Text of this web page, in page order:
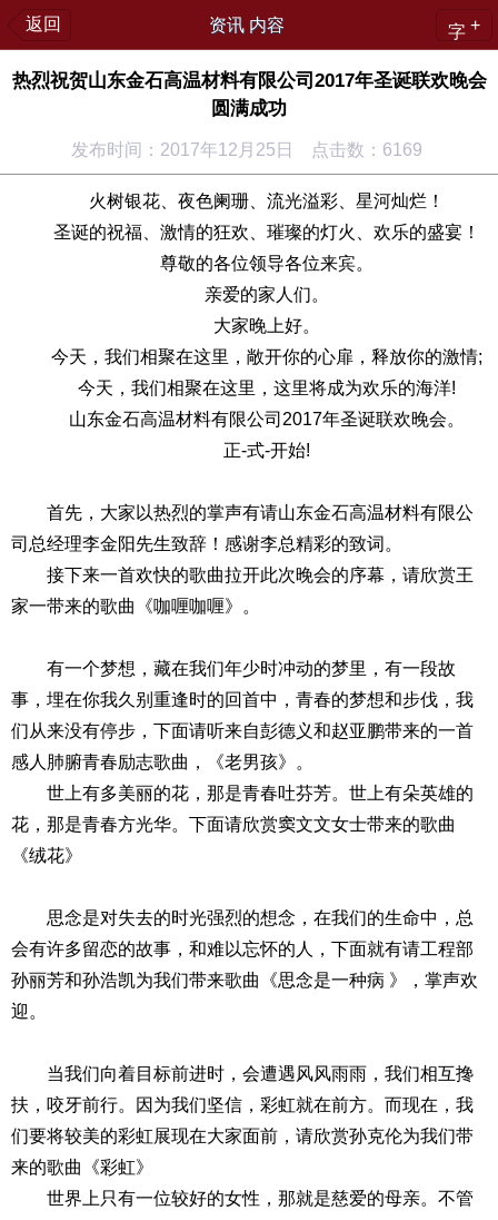
返回 资讯 内容 字 +
热烈祝贺山东金石高温材料有限公司2017年圣诞联欢晚会
圆满成功
发布时间：2017年12月25日 点击数：6169
火树银花、夜色阑珊、流光溢彩、星河灿烂！
圣诞的祝福、激情的狂欢、璀璨的灯火、欢乐的盛宴！
尊敬的各位领导各位来宾。
亲爱的家人们。
大家晚上好。
今天，我们相聚在这里，敞开你的心扉，释放你的激情;
今天，我们相聚在这里，这里将成为欢乐的海洋!
山东金石高温材料有限公司2017年圣诞联欢晚会。
正-式-开始!
首先，大家以热烈的掌声有请山东金石高温材料有限公
司总经理李金阳先生致辞！感谢李总精彩的致词。
接下来一首欢快的歌曲拉开此次晚会的序幕，请欣赏王
家一带来的歌曲《咖喱咖喱》。
有一个梦想，藏在我们年少时冲动的梦里，有一段故
事，埋在你我久别重逢时的回首中，青春的梦想和步伐，我
们从来没有停步，下面请听来自彭德义和赵亚鹏带来的一首
感人肺腑青春励志歌曲，《老男孩》。
世上有多美丽的花，那是青春吐芬芳。世上有朵英雄的
花，那是青春方光华。下面请欣赏窦文文女士带来的歌曲
《绒花》
思念是对失去的时光强烈的想念，在我们的生命中，总
会有许多留恋的故事，和难以忘怀的人，下面就有请工程部
孙丽芳和孙浩凯为我们带来歌曲《思念是一种病 》，掌声欢
迎。
当我们向着目标前进时，会遭遇风风雨雨，我们相互搀
扶，咬牙前行。因为我们坚信，彩虹就在前方。而现在，我
们要将较美的彩虹展现在大家面前，请欣赏孙克伦为我们带
来的歌曲《彩虹》
世界上只有一位较好的女性，那就是慈爱的母亲。不管